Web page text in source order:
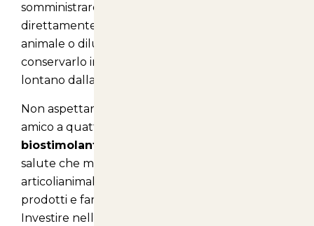
somministrare il biostimolante algale
direttamente nell'alimentazione del tuo
animale o diluirlo in acqua. Assicurati di
conservarlo in un luogo fresco e asciutto,
lontano dalla luce diretta del sole.
Non aspettare oltre per migliorare la vita del tuo
amico a quattro zampe. Scegli il nostro
biostimolante algale
salute che merita. . Acquistalo sul nostro sito
articolianimali.net
prodotti e fare un acquisto consapevole.
Investire nella salute del tuo animale è un gesto